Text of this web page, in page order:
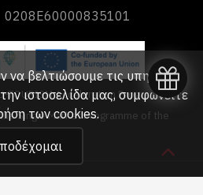
0208Ε60000835101
TOURISM Acceleration Programme
Single Market Programme of the
βελτιώσουμε τις υπηρεσίες
ιστοσελίδα μας, συμφωνείτε
των cookies.